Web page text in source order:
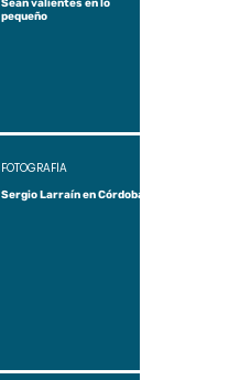
Sean valientes en lo
pequeño
Sergio Larraín en Córdoba
FOTOGRAFÍA